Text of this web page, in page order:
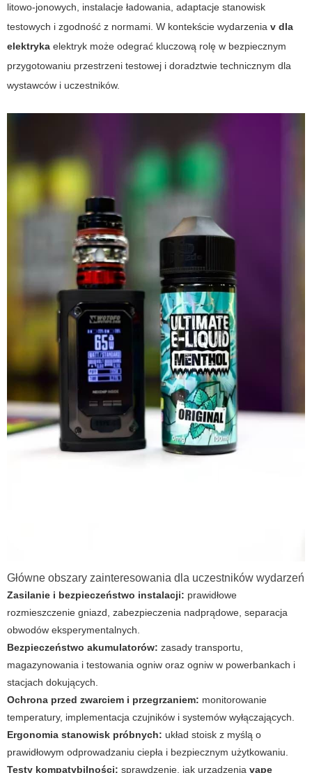
litowo-jonowych, instalacje ładowania, adaptacje stanowisk
testowych i zgodność z normami. W kontekście wydarzenia v dla
elektryka elektryk może odegrać kluczową rolę w bezpiecznym
przygotowaniu przestrzeni testowej i doradztwie technicznym dla
wystawców i uczestników.
Główne obszary zainteresowania dla uczestników wydarzeń
Zasilanie i bezpieczeństwo instalacji: prawidłowe
rozmieszczenie gniazd, zabezpieczenia nadprądowe, separacja
obwodów eksperymentalnych.
Bezpieczeństwo akumulatorów: zasady transportu,
magazynowania i testowania ogniw oraz ogniw w powerbankach i
stacjach dokujących.
Ochrona przed zwarciem i przegrzaniem: monitorowanie
temperatury, implementacja czujników i systemów wyłączających.
Ergonomia stanowisk próbnych: układ stoisk z myślą o
prawidłowym odprowadzaniu ciepła i bezpiecznym użytkowaniu.
Testy kompatybilności: sprawdzenie, jak urządzenia vape